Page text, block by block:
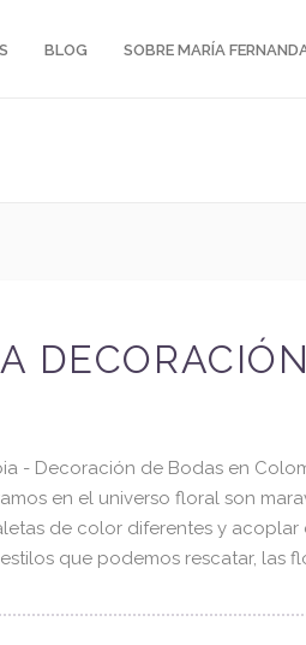
BLOG SOBRE MARÍA
- Decoración de Bodas en
en el universo floral son
de color diferentes y acoplar
que podemos rescatar, las